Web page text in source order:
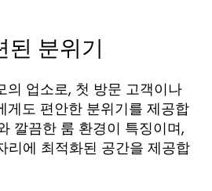
된 분위기
의 업소로, 첫 방문 고객이나
게도 편안한 분위기를 제공합
깔끔한 룸 환경이 특징이며,
리에 최적화된 공간을 제공합